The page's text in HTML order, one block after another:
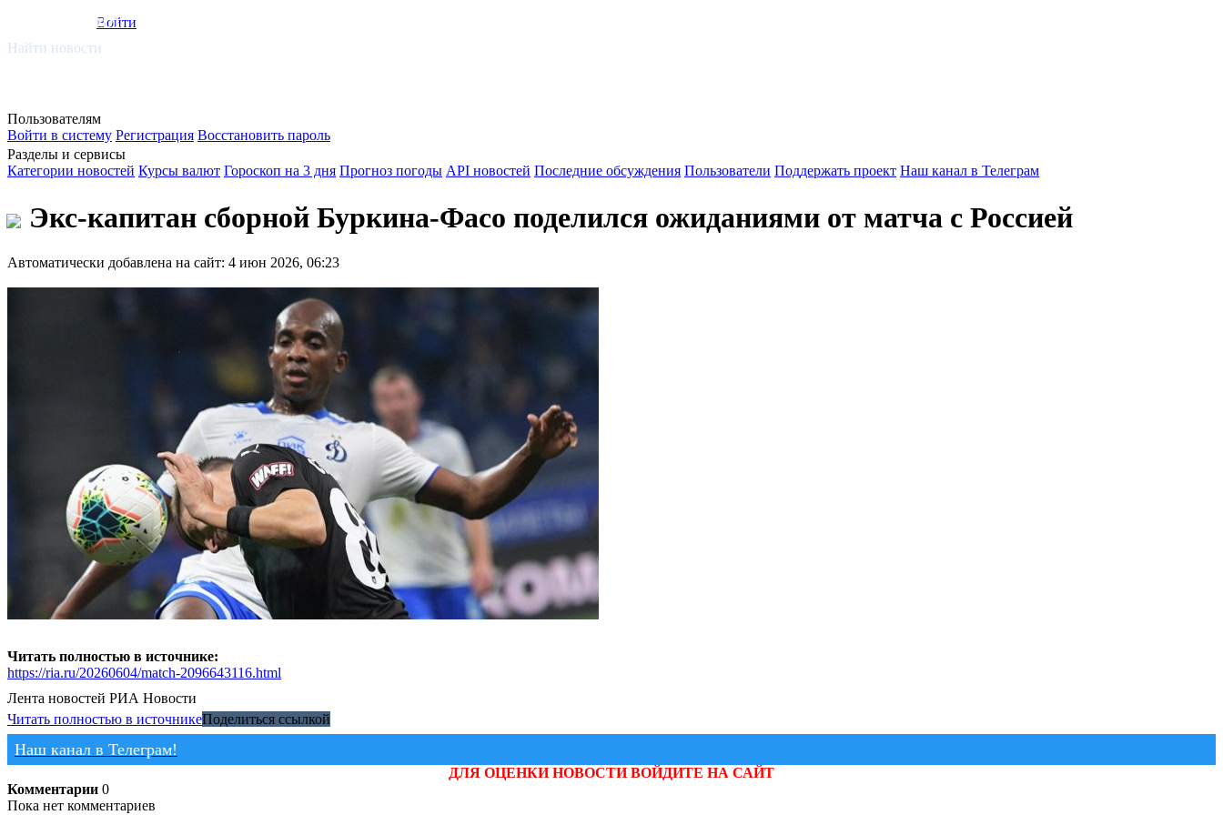
smi.mobi
Войти
Найти новости
Пользователям
Войти в систему Регистрация Восстановить пароль
Разделы и сервисы
Категории новостей Курсы валют Гороскоп на 3 дня Прогноз погоды API новостей Последние обсуждения Пользователи Поддержать проект Наш канал в Телеграм
Экс-капитан сборной Буркина-Фасо поделился ожиданиями от матча с Россией
Автоматически добавлена на сайт: 4 июн 2026, 06:23
Читать полностью в источнике:
https://ria.ru/20260604/match-2096643116.html
Лента новостей РИА Новости
Читать полностью в источникеПоделиться ссылкой
Наш канал в Телеграм!
ДЛЯ ОЦЕНКИ НОВОСТИ ВОЙДИТЕ НА САЙТ
Комментарии 0
Пока нет комментариев